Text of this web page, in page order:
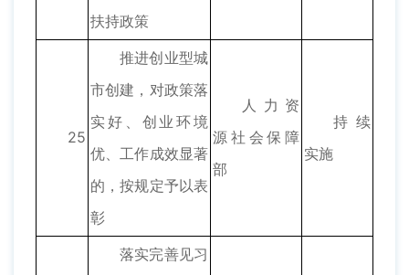
扶持政策
25
推进创业型城
市创建，对政策落
实好、创业环境
优、工作成效显著
的，按规定予以表
彰
人力资
源社会保障
部
持续
实施
落实完善见习